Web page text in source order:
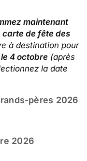
maintenant
carte de fête des
à destination pour
le 4 octobre(après
la date
pères 2026
2026